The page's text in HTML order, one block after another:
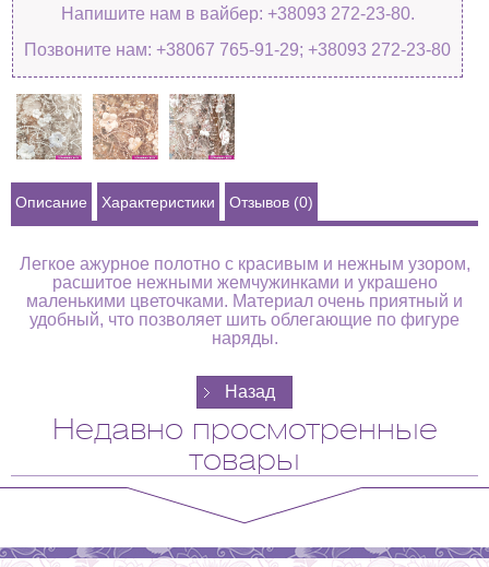
Напишите нам в вайбер: +38093 272-23-80.
Позвоните нам: +38067 765-91-29; +38093 272-23-80
Описание Характеристики Отзывов (0)
Легкое ажурное полотно с красивым и нежным узором,
расшитое нежными жемчужинками и украшено
маленькими цветочками. Материал очень приятный и
удобный, что позволяет шить облегающие по фигуре
наряды.
Недавно просмотренные
товары